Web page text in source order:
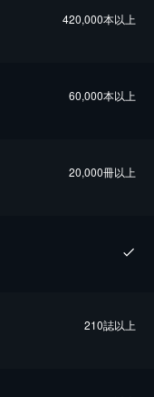
420,000本以上
60,000本以上
20,000冊以上
210誌以上